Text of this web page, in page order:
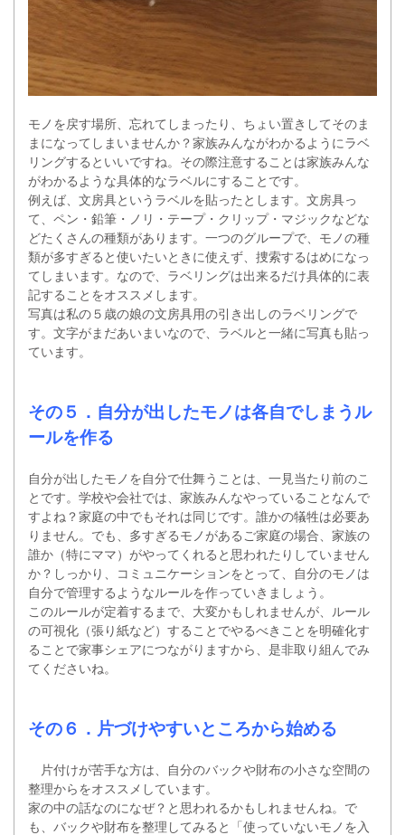
モノを戻す場所、忘れてしまったり、ちょい置きしてそのま
まになってしまいませんか？家族みんながわかるようにラベ
リングするといいですね。その際注意することは家族みんな
がわかるような具体的なラベルにすることです。
例えば、文房具というラベルを貼ったとします。文房具っ
て、ペン・鉛筆・ノリ・テープ・クリップ・マジックなどな
どたくさんの種類があります。一つのグループで、モノの種
類が多すぎると使いたいときに使えず、捜索するはめになっ
てしまいます。なので、ラベリングは出来るだけ具体的に表
記することをオススメします。
写真は私の５歳の娘の文房具用の引き出しのラベリングで
す。文字がまだあいまいなので、ラベルと一緒に写真も貼っ
ています。
その５．自分が出したモノは各自でしまうル
ールを作る
自分が出したモノを自分で仕舞うことは、一見当たり前のこ
とです。学校や会社では、家族みんなやっていることなんで
すよね？家庭の中でもそれは同じです。誰かの犠牲は必要あ
りません。でも、多すぎるモノがあるご家庭の場合、家族の
誰か（特にママ）がやってくれると思われたりしていません
か？しっかり、コミュニケーションをとって、自分のモノは
自分で管理するようなルールを作っていきましょう。
このルールが定着するまで、大変かもしれませんが、ルール
の可視化（張り紙など）することでやるべきことを明確化す
ることで家事シェアにつながりますから、是非取り組んでみ
てくださいね。
その６．片づけやすいところから始める
片付けが苦手な方は、自分のバックや財布の小さな空間の
整理からをオススメしています。
家の中の話なのになぜ？と思われるかもしれませんね。で
も、バックや財布を整理してみると「使っていないモノを入